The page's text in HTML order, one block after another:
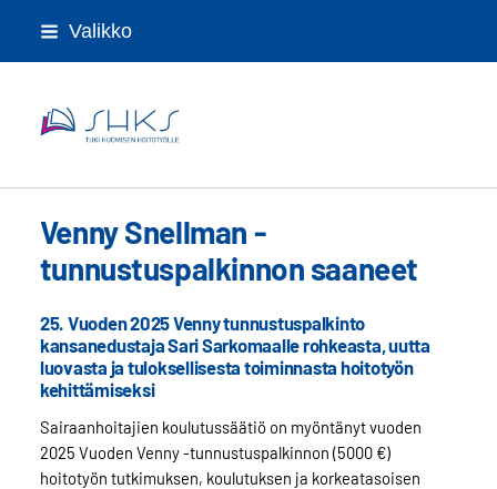
Siirry
Valikko
Sairaanhoitajien koulutussäätiö
Venny Snellman -
tunnustuspalkinnon saaneet
25. Vuoden 2025 Venny tunnustuspalkinto
kansanedustaja Sari Sarkomaalle rohkeasta, uutta
luovasta ja tuloksellisesta toiminnasta hoitotyön
kehittämiseksi
Sairaanhoitajien koulutussäätiö on myöntänyt vuoden
2025 Vuoden Venny -tunnustuspalkinnon (5000 €)
hoitotyön tutkimuksen, koulutuksen ja korkeatasoisen